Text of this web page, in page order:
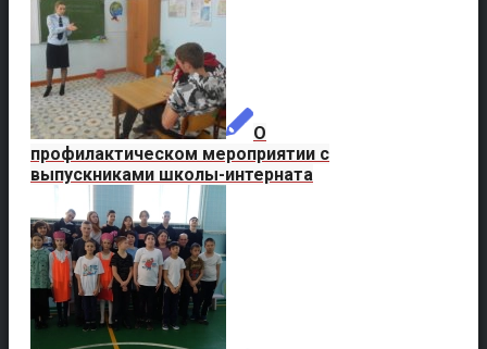
О
профилактическом мероприятии с
выпускниками школы-интерната